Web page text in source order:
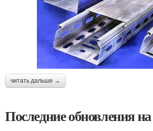
читать дальше →
Последние обновления на